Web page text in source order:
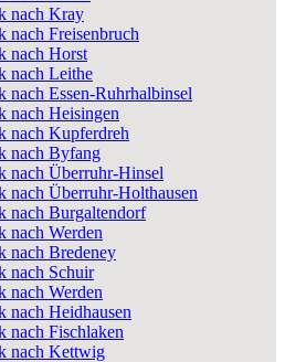
nach Kray
nach Freisenbruch
nach Horst
nach Leithe
nach Essen-Ruhrhalbinsel
nach Heisingen
nach Kupferdreh
nach Byfang
nach Überruhr-Hinsel
nach Überruhr-Holthausen
nach Burgaltendorf
nach Werden
nach Bredeney
nach Schuir
nach Werden
nach Heidhausen
nach Fischlaken
nach Kettwig